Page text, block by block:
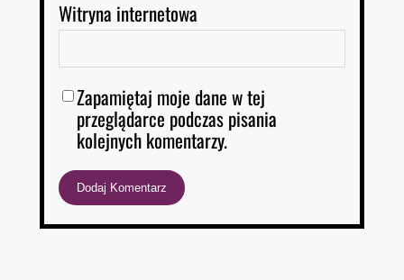
Witryna internetowa
Zapamiętaj moje dane w tej
przeglądarce podczas pisania
kolejnych komentarzy.